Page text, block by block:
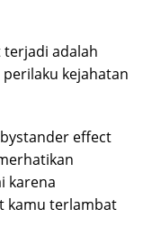
adalah
kejahatan
effect
karena
kamu terlambat